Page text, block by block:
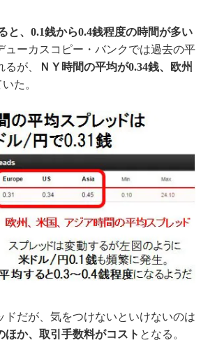
と、0.1銭から0.4銭程度の時間が多い
ューカスコピー・バンクでは過去の平
が、
ＮＹ時間の平均が0.34銭、欧州
た。
だが、気をつけないといけないのは
ほか、取引手数料がコスト となる。